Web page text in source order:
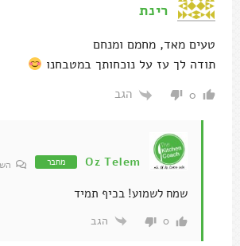
רינת
טעים מאד, מחמם ומנחם
תודה לך עז על נוכחותך במטבחנו
0 הגב
Oz Telem מחבר
שמח לשמוע! בכיף תמיד
0 הגב